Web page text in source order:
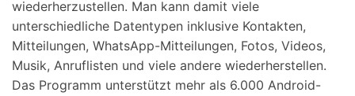
wiederherzustellen. Man kann damit viele
unterschiedliche Datentypen inklusive Kontakten,
Mitteilungen, WhatsApp-Mitteilungen, Fotos, Videos,
Musik, Anruflisten und viele andere wiederherstellen.
Das Programm unterstützt mehr als 6.000 Android-